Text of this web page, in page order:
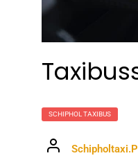
SCHIPHOL TAXIBUS